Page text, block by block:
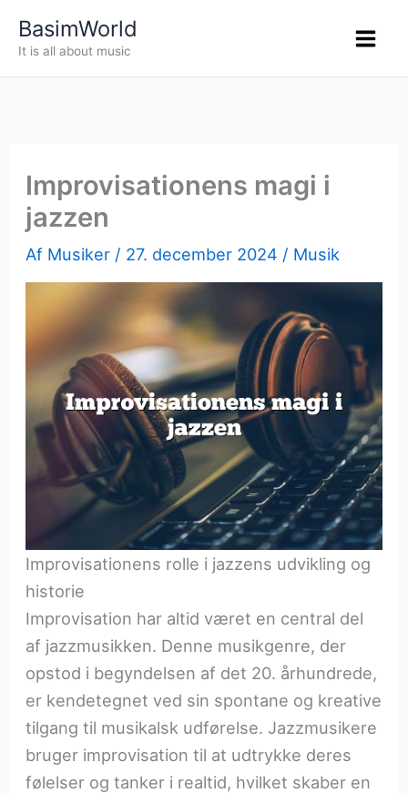
BasimWorld
It is all about music
Improvisationens magi i
jazzen
Af Musiker / 27. december 2024 / Musik
Improvisationens rolle i jazzens udvikling og
historie
Improvisation har altid været en central del
af jazzmusikken. Denne musikgenre, der
opstod i begyndelsen af det 20. århundrede,
er kendetegnet ved sin spontane og kreative
tilgang til musikalsk udførelse. Jazzmusikere
bruger improvisation til at udtrykke deres
følelser og tanker i realtid, hvilket skaber en